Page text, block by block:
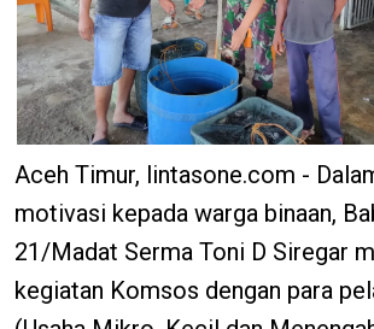
Aceh Timur, lintasone.com -
motivasi kepada warga binaan,
21/Madat Serma Toni D Siregar
kegiatan Komsos dengan para